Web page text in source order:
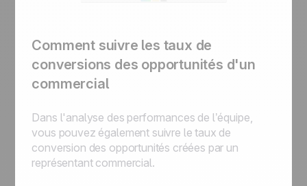
Comment suivre les taux de
conversions des opportunités d'un
commercial
Dans l'analyse des performances de l’équipe,
vous pouvez également suivre le taux de
conversion des opportunités créées par un
représentant commercial.